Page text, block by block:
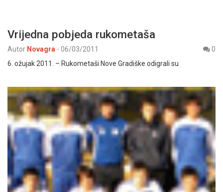
Vrijedna pobjeda rukometaša
Autor Novagra - 06/03/2011
0
6. ožujak 2011. – Rukometaši Nove Gradiške odigrali su